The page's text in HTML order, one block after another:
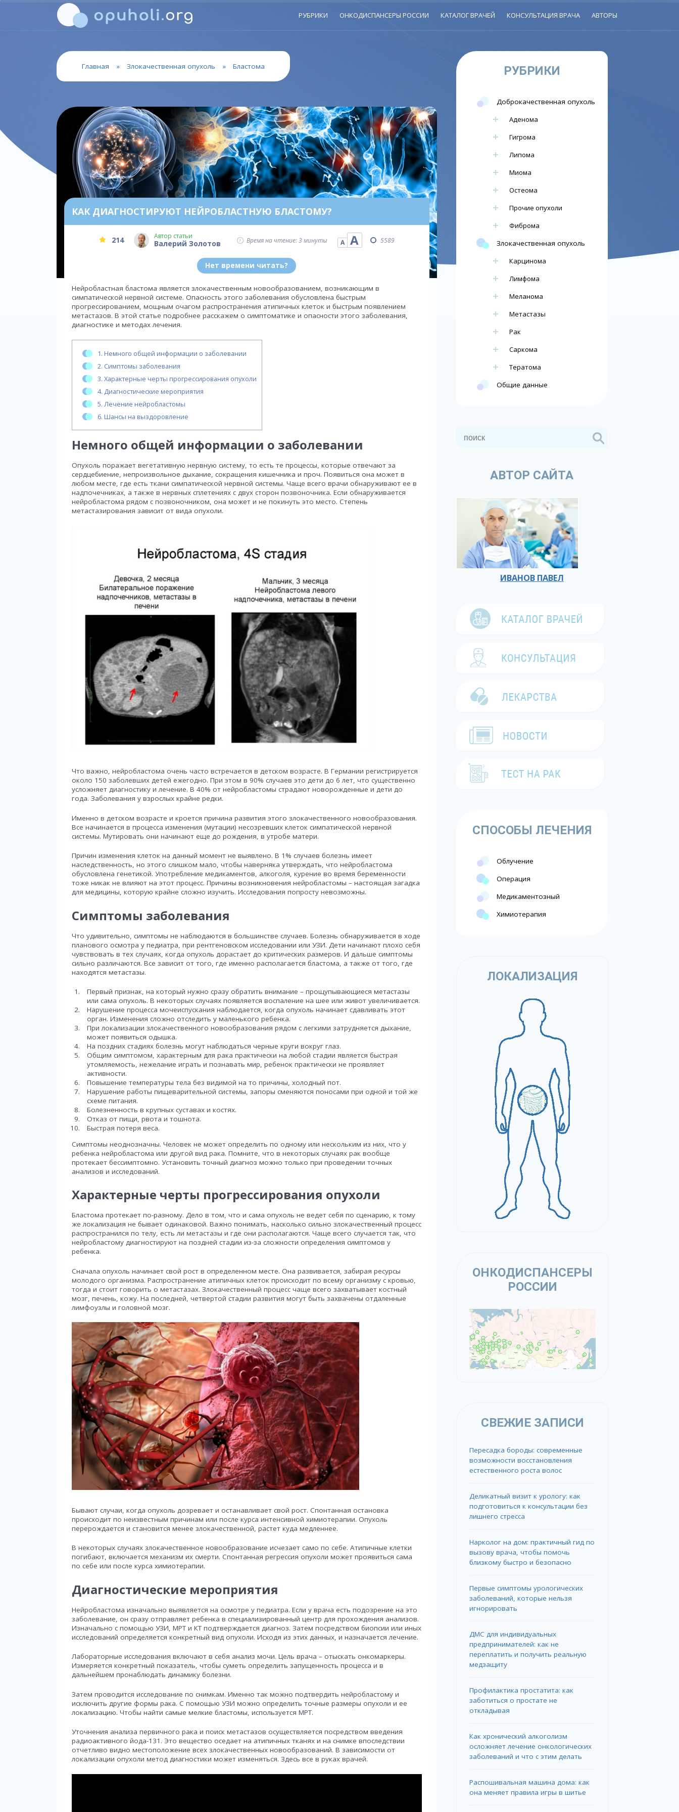
РУБРИКИ ОНКОДИСПАНСЕРЫ РОССИИ КАТАЛОГ ВРАЧЕЙ КОНСУЛЬТАЦИЯ ВРАЧА АВТОРЫ
Главная » Злокачественная опухоль » Бластома
КАК ДИАГНОСТИРУЮТ НЕЙРОБЛАСТНУЮ БЛАСТОМУ?
214 Автор статьи
Валерий Золотов Время на чтение: 3 минуты А А 5589
Нет времени читать?
Нейробластная бластома является злокачественным новообразованием, возникающим в
симпатической нервной системе. Опасность этого заболевания обусловлена быстрым
прогрессированием, мощным очагом распространения атипичных клеток и быстрым появлением
метастазов. В этой статье подробнее расскажем о симптоматике и опасности этого заболевания,
диагностике и методах лечения.
1. Немного общей информации о заболевании
2. Симптомы заболевания
3. Характерные черты прогрессирования опухоли
4. Диагностические мероприятия
5. Лечение нейробластомы
6. Шансы на выздоровление
Немного общей информации о заболевании
Опухоль поражает вегетативную нервную систему, то есть те процессы, которые отвечают за
сердцебиение, непроизвольное дыхание, сокращения кишечника и проч. Появиться она может в
любом месте, где есть ткани симпатической нервной системы. Чаще всего врачи обнаруживают ее в
надпочечниках, а также в нервных сплетениях с двух сторон позвоночника. Если обнаруживается
нейробластома рядом с позвоночником, она может и не покинуть это место. Степень
метастазирования зависит от вида опухоли.
Что важно, нейробластома очень часто встречается в детском возрасте. В Германии регистрируется
около 150 заболевших детей ежегодно. При этом в 90% случаев это дети до 6 лет, что существенно
усложняет диагностику и лечение. В 40% от нейробластомы страдают новорожденные и дети до
года. Заболевания у взрослых крайне редки.
Именно в детском возрасте и кроется причина развития этого злокачественного новообразования.
Все начинается в процесса изменения (мутации) несозревших клеток симпатической нервной
системы. Мутировать они начинают еще до рождения, в утробе матери.
Причин изменения клеток на данный момент не выявлено. В 1% случаев болезнь имеет
наследственность, но этого слишком мало, чтобы наверняка утверждать, что нейробластома
обусловлена генетикой. Употребление медикаментов, алкоголя, курение во время беременности
тоже никак не влияют на этот процесс. Причины возникновения нейробластомы – настоящая загадка
для медицины, которую крайне сложно изучить. Исследования попросту невозможны.
Симптомы заболевания
Что удивительно, симптомы не наблюдаются в большинстве случаев. Болезнь обнаруживается в ходе
планового осмотра у педиатра, при рентгеновском исследовании или УЗИ. Дети начинают плохо себя
чувствовать в тех случаях, когда опухоль дорастает до критических размеров. И дальше симптомы
сильно различаются. Все зависит от того, где именно располагается бластома, а также от того, где
находятся метастазы.
Первый признак, на который нужно сразу обратить внимание – прощупывающиеся метастазы
или сама опухоль. В некоторых случаях появляется воспаление на шее или живот увеличивается.
Нарушение процесса мочеиспускания наблюдается, когда опухоль начинает сдавливать этот
орган. Изменения сложно отследить у маленького ребенка.
При локализации злокачественного новообразования рядом с легкими затрудняется дыхание,
может появиться одышка.
На поздних стадиях болезнь могут наблюдаться черные круги вокруг глаз.
Общим симптомом, характерным для рака практически на любой стадии является быстрая
утомляемость, нежелание играть и познавать мир, ребенок практически не проявляет
активности.
Повышение температуры тела без видимой на то причины, холодный пот.
Нарушение работы пищеварительной системы, запоры сменяются поносами при одной и той же
схеме питания.
Болезненность в крупных суставах и костях.
Отказ от пищи, рвота и тошнота.
Быстрая потеря веса.
Симптомы неоднозначны. Человек не может определить по одному или нескольким из них, что у
ребенка нейробластома или другой вид рака. Помните, что в некоторых случаях рак вообще
протекает бессимптомно. Установить точный диагноз можно только при проведении точных
анализов и исследований.
Характерные черты прогрессирования опухоли
Бластома протекает по-разному. Дело в том, что и сама опухоль не ведет себя по сценарию, к тому
же локализация не бывает одинаковой. Важно понимать, насколько сильно злокачественный процесс
распространился по телу, есть ли метастазы и где они располагаются. Чаще всего случается так, что
нейробластому диагностируют на поздней стадии из-за сложности определения симптомов у
ребенка.
Сначала опухоль начинает свой рост в определенном месте. Она развивается, забирая ресурсы
молодого организма. Распространение атипичных клеток происходит по всему организму с кровью,
тогда и стоит говорить о метастазах. Злокачественный процесс чаще всего захватывает костный
мозг, печень, кожу. На последней, четвертой стадии развития могут быть захвачены отдаленные
лимфоузлы и головной мозг.
Бывают случаи, когда опухоль дозревает и останавливает свой рост. Спонтанная остановка
происходит по неизвестным причинам или после курса интенсивной химиотерапии. Опухоль
перерождается и становится менее злокачественной, растет куда медленнее.
В некоторых случаях злокачественное новообразование исчезает само по себе. Атипичные клетки
погибают, включается механизм их смерти. Спонтанная регрессия опухоли может проявиться сама
по себе или после курса химиотерапии.
Диагностические мероприятия
Нейробластома изначально выявляется на осмотре у педиатра. Если у врача есть подозрение на это
заболевание, он сразу отправляет ребенка в специализированный центр для прохождения анализов.
Изначально с помощью УЗИ, МРТ и КТ подтверждается диагноз. Затем посредством биопсии или иных
исследований определяется конкретный вид опухоли. Исходя из этих данных, и назначается лечение.
Лабораторные исследования включают в себя анализ мочи. Цель врача – отыскать онкомаркеры.
Измеряется конкретный показатель, чтобы суметь определить запущенность процесса и в
дальнейшем пронаблюдать динамику болезни.
Затем проводится исследование по снимкам. Именно так можно подтвердить нейробластому и
исключить другие формы рака. С помощью УЗИ можно определить точные размеры опухоли и ее
локализацию. Чтобы найти самые мелкие бластомы, используется МРТ.
Уточнения анализа первичного рака и поиск метастазов осуществляется посредством введения
радиоактивного йода-131. Это вещество оседает на атипичных тканях и на снимке впоследствии
отчетливо видно местоположение всех злокачественных новообразований. В зависимости от
локализации опухоли метод диагностики может изменяться. Здесь все в руках врачей.
РУБРИКИ
Доброкачественная опухоль
Аденома
Гигрома
Липома
Миома
Остеома
Прочие опухоли
Фиброма
Злокачественная опухоль
Карцинома
Лимфома
Меланома
Метастазы
Рак
Саркома
Тератома
Общие данные
АВТОР САЙТА
ИВАНОВ ПАВЕЛ
СПОСОБЫ ЛЕЧЕНИЯ
Облучение
Операция
Медикаментозный
Химиотерапия
ЛОКАЛИЗАЦИЯ
ОНКОДИСПАНСЕРЫ
РОССИИ
СВЕЖИЕ ЗАПИСИ
Пересадка бороды: современные
возможности восстановления
естественного роста волос
Деликатный визит к урологу: как
подготовиться к консультации без
лишнего стресса
Нарколог на дом: практичный гид по
вызову врача, чтобы помочь
близкому быстро и безопасно
Первые симптомы урологических
заболеваний, которые нельзя
игнорировать
ДМС для индивидуальных
предпринимателей: как не
переплатить и получить реальную
медзащиту
Профилактика простатита: как
заботиться о простате не
откладывая
Как хронический алкоголизм
осложняет лечение онкологических
заболеваний и что с этим делать
Распошивальная машина дома: как
она меняет правила игры в шитье